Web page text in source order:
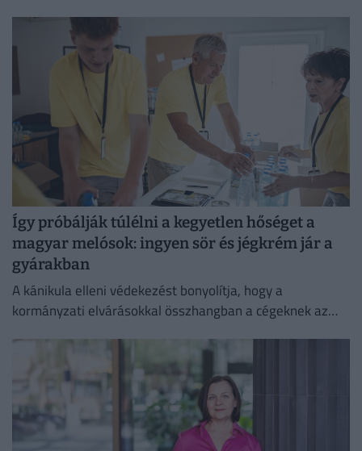
védelmében.
Így próbálják túlélni a kegyetlen hőséget a
magyar melósok: ingyen sör és jégkrém jár a
gyárakban
A kánikula elleni védekezést bonyolítja, hogy a
kormányzati elvárásokkal összhangban a cégeknek az